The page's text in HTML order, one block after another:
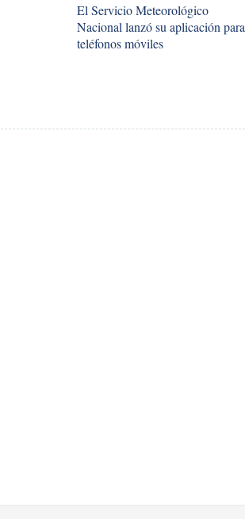
El Servicio Meteorológico
Nacional lanzó su aplicación para
teléfonos móviles